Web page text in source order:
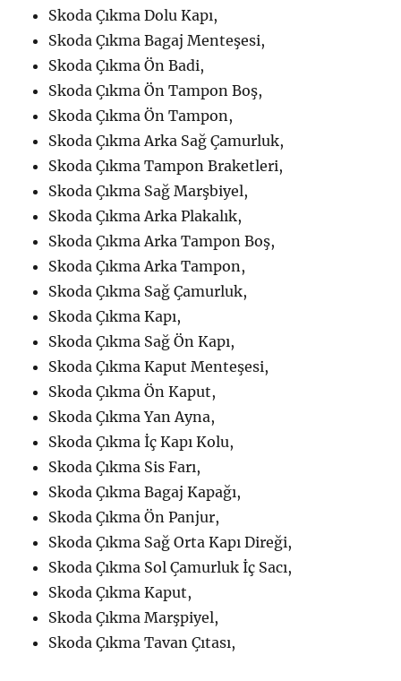
Skoda Çıkma Dolu Kapı,
Skoda Çıkma Bagaj Menteşesi,
Skoda Çıkma Ön Badi,
Skoda Çıkma Ön Tampon Boş,
Skoda Çıkma Ön Tampon,
Skoda Çıkma Arka Sağ Çamurluk,
Skoda Çıkma Tampon Braketleri,
Skoda Çıkma Sağ Marşbiyel,
Skoda Çıkma Arka Plakalık,
Skoda Çıkma Arka Tampon Boş,
Skoda Çıkma Arka Tampon,
Skoda Çıkma Sağ Çamurluk,
Skoda Çıkma Kapı,
Skoda Çıkma Sağ Ön Kapı,
Skoda Çıkma Kaput Menteşesi,
Skoda Çıkma Ön Kaput,
Skoda Çıkma Yan Ayna,
Skoda Çıkma İç Kapı Kolu,
Skoda Çıkma Sis Farı,
Skoda Çıkma Bagaj Kapağı,
Skoda Çıkma Ön Panjur,
Skoda Çıkma Sağ Orta Kapı Direği,
Skoda Çıkma Sol Çamurluk İç Sacı,
Skoda Çıkma Kaput,
Skoda Çıkma Marşpiyel,
Skoda Çıkma Tavan Çıtası,